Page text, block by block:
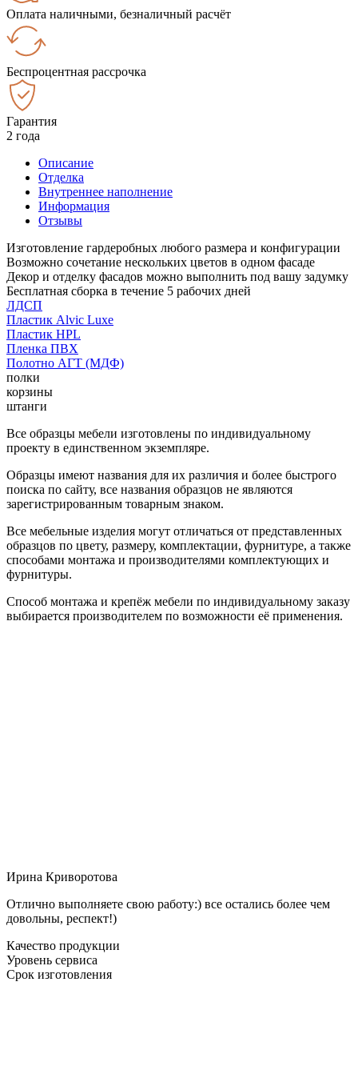
Оплата наличными, безналичный расчёт
Беспроцентная рассрочка
Гарантия
2 года
Описание
Отделка
Внутреннее наполнение
Информация
Отзывы
Изготовление гардеробных любого размера и конфигурации
Возможно сочетание нескольких цветов в одном фасаде
Декор и отделку фасадов можно выполнить под вашу задумку
Бесплатная сборка в течение 5 рабочих дней
ЛДСП
Пластик Alvic Luxe
Пластик HPL
Пленка ПВХ
Полотно АГТ (МДФ)
полки
корзины
штанги
Все образцы мебели изготовлены по индивидуальному
проекту в единственном экземпляре.
Образцы имеют названия для их различия и более быстрого
поиска по сайту, все названия образцов не являются
зарегистрированным товарным знаком.
Все мебельные изделия могут отличаться от представленных
образцов по цвету, размеру, комплектации, фурнитуре, а также
способами монтажа и производителями комплектующих и
фурнитуры.
Способ монтажа и крепёж мебели по индивидуальному заказу
выбирается производителем по возможности её применения.
Ирина Криворотова
Отлично выполняете свою работу:) все остались более чем
довольны, респект!)
Качество продукции
Уровень сервиса
Срок изготовления